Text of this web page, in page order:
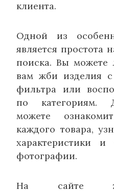
клиента.
Одной из
является простота
поиска. Вы можете
вам жби изделия
фильтра или
по категориям.
можете
каждого товара,
характеристики и
фотографии.
На сайте